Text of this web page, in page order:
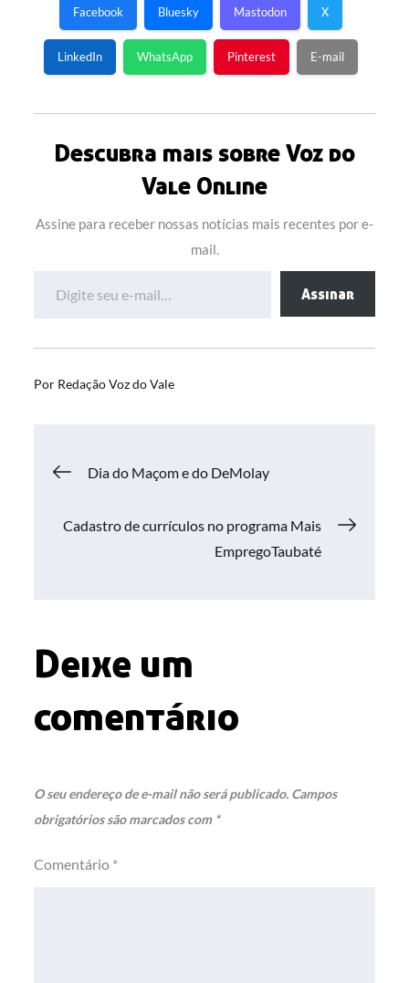
Facebook Bluesky Mastodon X
LinkedIn WhatsApp Pinterest E-mail
Descubra mais sobre Voz do
Vale Online
Assine para receber nossas notícias mais recentes por e-
mail.
Assinar
Por Redação Voz do Vale
Navegação
de
Dia do Maçom e do DeMolay
Cadastro de currículos no programa Mais
EmpregoTaubaté
Deixe um
comentário
O seu endereço de e-mail não será publicado. Campos
obrigatórios são marcados com *
Comentário *